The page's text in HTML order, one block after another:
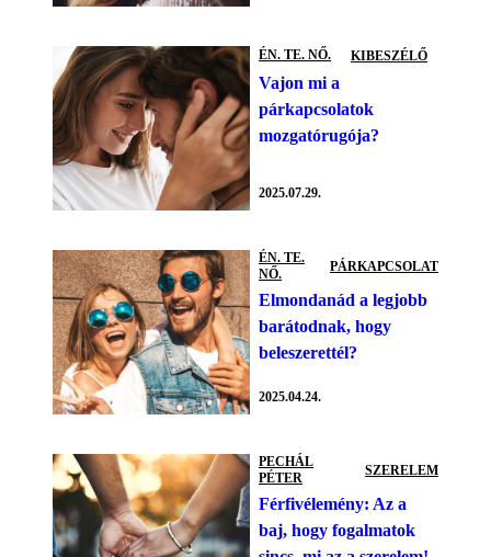
ÉN. TE. NŐ. KIBESZÉLŐ
Vajon mi a
párkapcsolatok
mozgatórugója?
2025.07.29.
ÉN. TE.
NŐ.
PÁRKAPCSOLAT
Elmondanád a legjobb
barátodnak, hogy
beleszerettél?
2025.04.24.
PECHÁL
PÉTER
SZERELEM
Férfivélemény: Az a
baj, hogy fogalmatok